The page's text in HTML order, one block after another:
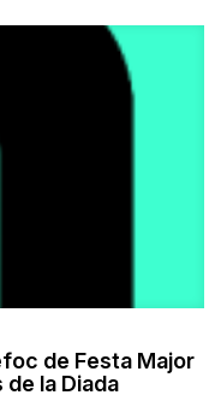
de Festa Major
la Diada